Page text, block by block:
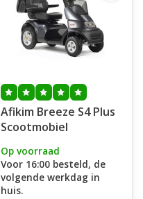
Afikim Breeze S4 Plus
Scootmobiel
Op voorraad
Voor 16:00 besteld, de
volgende werkdag in
huis.